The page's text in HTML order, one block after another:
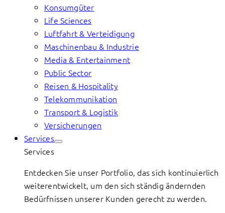
Konsumgüter
Life Sciences
Luftfahrt & Verteidigung
Maschinenbau & Industrie
Media & Entertainment
Public Sector
Reisen & Hospitality
Telekommunikation
Transport & Logistik
Versicherungen
Services
Services
Entdecken Sie unser Portfolio, das sich kontinuierlich
weiterentwickelt, um den sich ständig ändernden
Bedürfnissen unserer Kunden gerecht zu werden.